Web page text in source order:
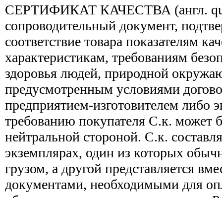
СЕРТИФИКАТ КАЧЕСТВА (англ.
сопроводительный документ,
соответствие товара показателям
характеристикам, требованиям
здоровья людей, природной
предусмотренным условиями
предприятием-изготовителем либо
требованию покупателя С.к. может
нейтральной стороной. С.к.
экземплярах, один из которых
грузом, а другой представляется
документами, необходимыми для